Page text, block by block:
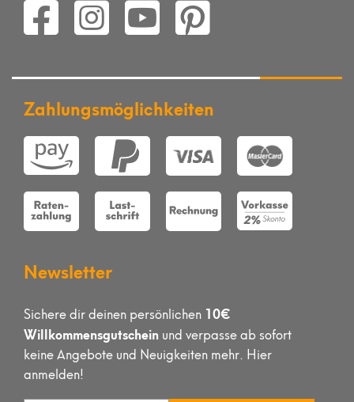
Zahlungsmöglichkeiten
Newsletter
Sichere dir deinen persönlichen 10€
Willkommensgutschein und verpasse ab sofort
keine Angebote und Neuigkeiten mehr. Hier
anmelden!